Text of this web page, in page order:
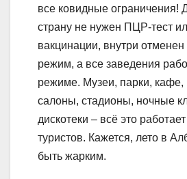
все ковидные ограничения!
страну не нужен ПЦР-тест
вакцинации, внутри
режим, а все заведения
режиме. Музеи, парки, кафе,
салоны, стадионы, ночные
дискотеки – всё это
туристов. Кажется, лето в
быть жарким.